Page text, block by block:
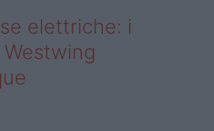
elettriche: i